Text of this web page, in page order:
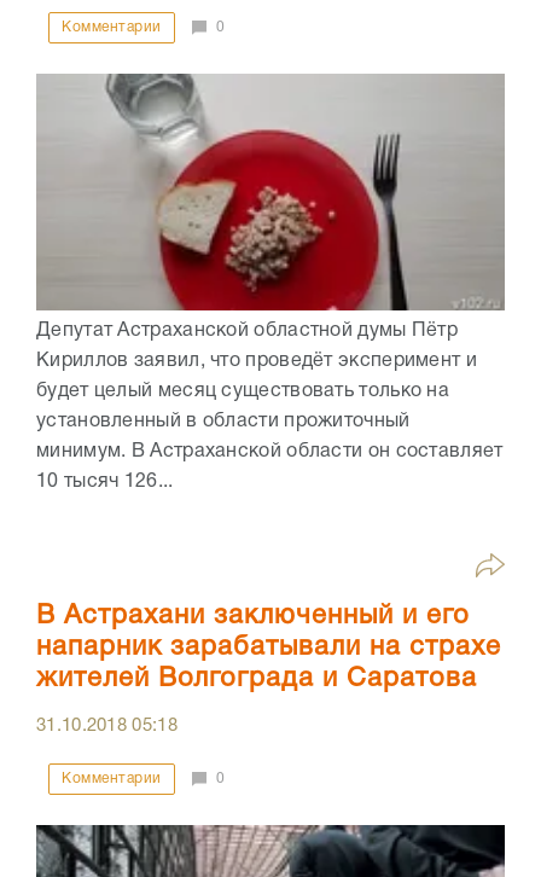
Комментарии 0
Депутат Астраханской областной думы Пётр
Кириллов заявил, что проведёт эксперимент и
будет целый месяц существовать только на
установленный в области прожиточный
минимум. В Астраханской области он составляет
10 тысяч 126...
В Астрахани заключенный и его
напарник зарабатывали на страхе
жителей Волгограда и Саратова
31.10.201805:18
Комментарии 0